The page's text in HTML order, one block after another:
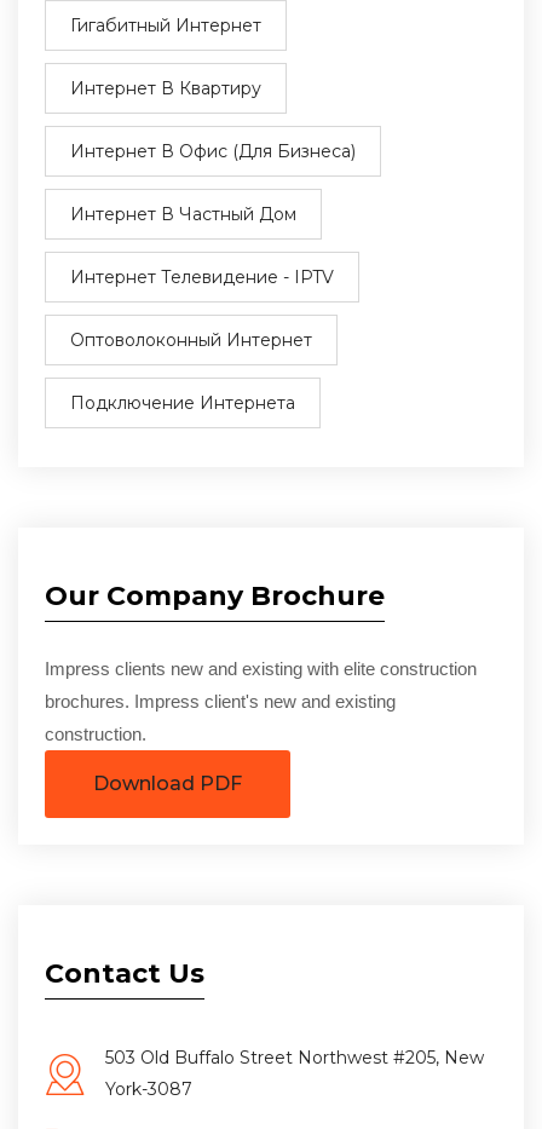
Гигабитный Интернет
Интернет В Квартиру
Интернет В Офис (для Бизнеса)
Интернет В Частный Дом
Интернет Телевидение - IPTV
Оптоволоконный Интернет
Подключение Интернета
Our Company Brochure
Impress clients new and existing with elite construction
brochures. Impress client's new and existing
construction.
Download PDF
Contact Us
503 Old Buffalo Street Northwest #205, New
York-3087